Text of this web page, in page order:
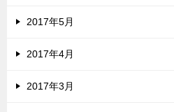
2017年5月
2017年4月
2017年3月